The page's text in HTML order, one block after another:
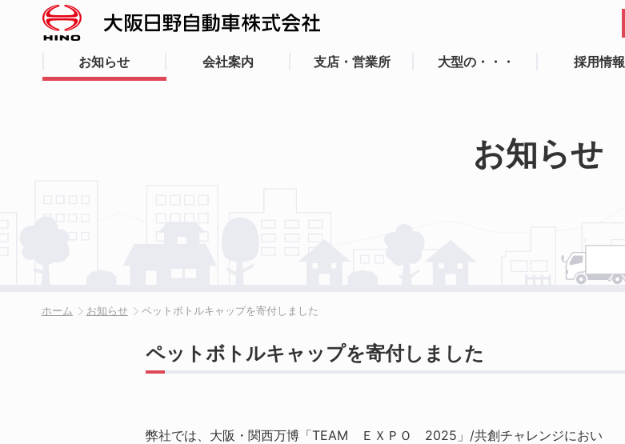
お知らせ 会社案内 支店・営業所 大型の・・・ 採用情報
お知らせ
ホーム お知らせ ペットボトルキャップを寄付しました
ペットボトルキャップを寄付しました
弊社では、大阪・関西万博「TEAM ＥＸＰＯ 2025」/共創チャレンジにおい